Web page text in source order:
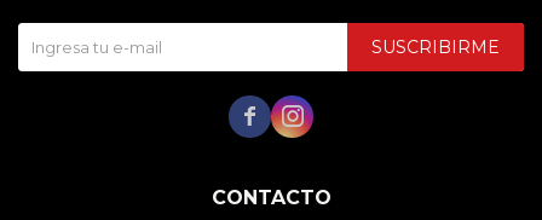
CONTACTO
SUSCRIBIRME
 